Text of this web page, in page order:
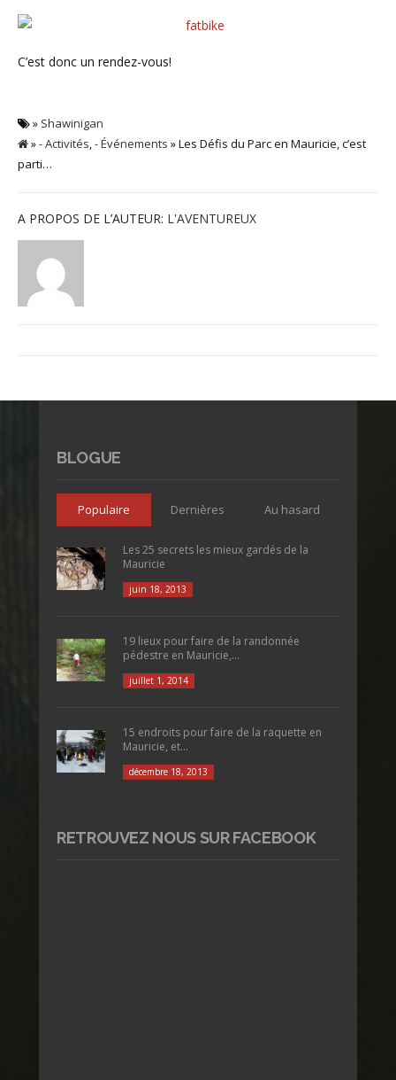
C’est donc un rendez-vous!
» Shawinigan
»- Activités,- Événements » Les Défis du Parc en Mauricie, c’est
parti…
A PROPOS DE L’AUTEUR: L'AVENTUREUX
BLOGUE
Populaire Dernières Au hasard
Les 25 secrets les mieux gardés de la
Mauricie
juin 18, 2013
19 lieux pour faire de la randonnée
pédestre en Mauricie,...
juillet 1, 2014
15 endroits pour faire de la raquette en
Mauricie, et...
décembre 18, 2013
RETROUVEZ NOUS SUR FACEBOOK